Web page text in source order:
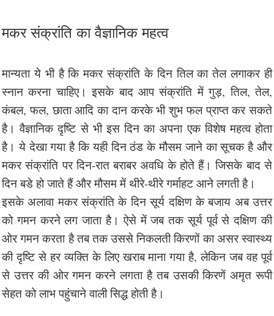
मकर संक्रांति का वैज्ञानिक महत्व
मान्यता ये भी है कि मकर संक्रांति के दिन तिल का तेल लगाकर ही
स्नान करना चाहिए। इसके बाद आप संक्रांति में गुड़, तिल, तेल,
कंबल, फल, छाता आदि का दान करके भी शुभ फल प्राप्त कर सकते
है। वैज्ञानिक दृष्टि से भी इस दिन का अपना एक विशेष महत्व होता
है। ये देखा गया है कि यही दिन ठंड के मौसम जाने का सूचक है और
मकर संक्रांति पर दिन-रात बराबर अवधि के होते हैं। जिसके बाद से
दिन बडे हो जाते हैं और मौसम में थीरे-थीरे गर्माहट आने लगती है।
इसके अलावा मकर संक्रांति के दिन सूर्य दक्षिण के बजाय अब उत्तर
को गमन करने लग जाता है। ऐसे में जब तक सूर्य पूर्व से दक्षिण की
ओर गमन करता है तब तक उससे निकलती किरणों का असर स्वास्थ्य
की दृष्टि से हर व्यक्ति के लिए खराब माना गया है, लेकिन जब वह पूर्व
से उत्तर की ओर गमन करने लगता है तब उसकी किरणें अमृत रूपी
सेहत को लाभ पहुंचाने वाली सिद्ध होती है।